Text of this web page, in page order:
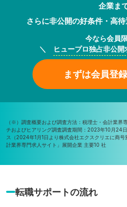
企業ま
さらに非公開の好条件・高
今なら会員
＼
ヒュープロ独占非公開
まずは会員登録
（※）調査概要および調査方法：税理士・会計業界
チおよびヒアリング調査調査期間：2023年10月24
ス（2024年1月1日より株式会社エクスクリエに商号
計業界専門求人サイト」展開企業 主要10 社
転職サポートの流れ